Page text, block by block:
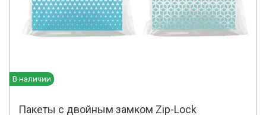
В наличии
Пакеты с двойным замком Zip-Lock